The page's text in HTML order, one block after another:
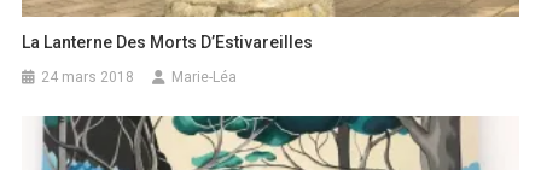
La Lanterne Des Morts D’Estivareilles
24 mars 2018 Marie-Léa